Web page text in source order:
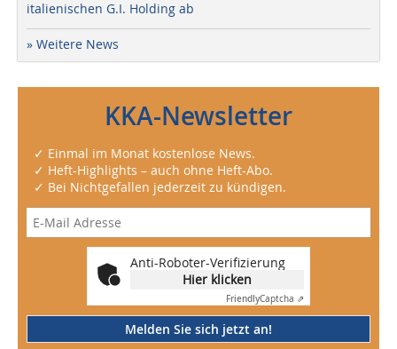
italienischen G.I. Holding ab
» Weitere News
KKA-Newsletter
✓ Einmal im Monat kostenlose News.
✓ Heft-Highlights – auch ohne Heft-Abo.
✓ Bei Nichtgefallen jederzeit zu kündigen.
Anti-Roboter-Verifizierung
Hier klicken
FriendlyCaptcha ⇗
Melden Sie sich jetzt an!